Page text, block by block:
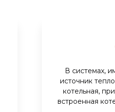
В системах,
источник
котельная,
встроенная